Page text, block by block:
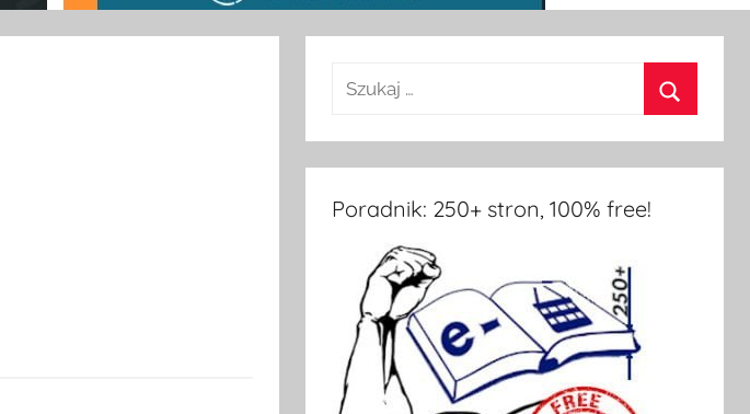
Poradnik: 250+ stron, 100% free!